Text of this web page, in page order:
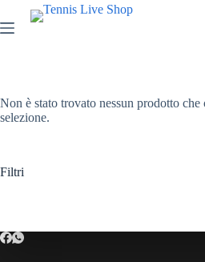
al
contenuto
Non è stato trovato nessun prodotto che
selezione.
Filtri